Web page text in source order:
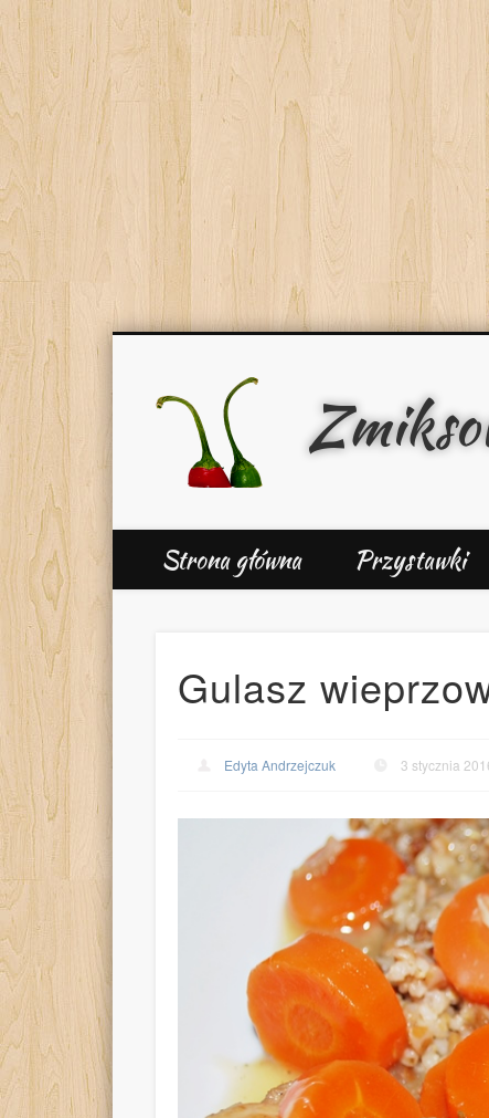
FacebookPinterest
Strona główna Przystawki
Gulasz
Edyta Andrzejczuk 3 stycznia